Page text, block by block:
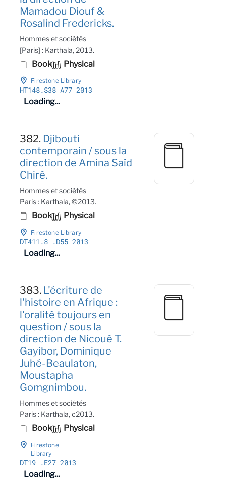
Mamadou Diouf &
Rosalind Fredericks.
Hommes et sociétés
[Paris] : Karthala, 2013.
Book Physical
Firestone Library
HT148.S38 A77 2013
Loading...
382. Djibouti
contemporain / sous la
direction de Amina Saïd
Chiré.
Hommes et sociétés
Paris : Karthala, ©2013.
Book Physical
Firestone Library
DT411 .8 .D55 2013
Loading...
383. L'écriture de
l'histoire en Afrique :
l'oralité toujours en
question / sous la
direction de Nicoué T.
Gayibor, Dominique
Juhé-Beaulaton,
Moustapha
Gomgnimbou.
Hommes et sociétés
Paris : Karthala, c2013.
Book Physical
Firestone
Library
DT19 .E27 2013
Loading...